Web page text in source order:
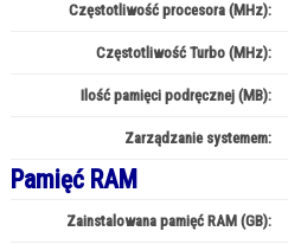
Częstotliwość procesora (MHz):
Częstotliwość Turbo (MHz):
Ilość pamięci podręcznej (MB):
Zarządzanie systemem:
Pamięć RAM
Zainstalowana pamięć RAM (GB):